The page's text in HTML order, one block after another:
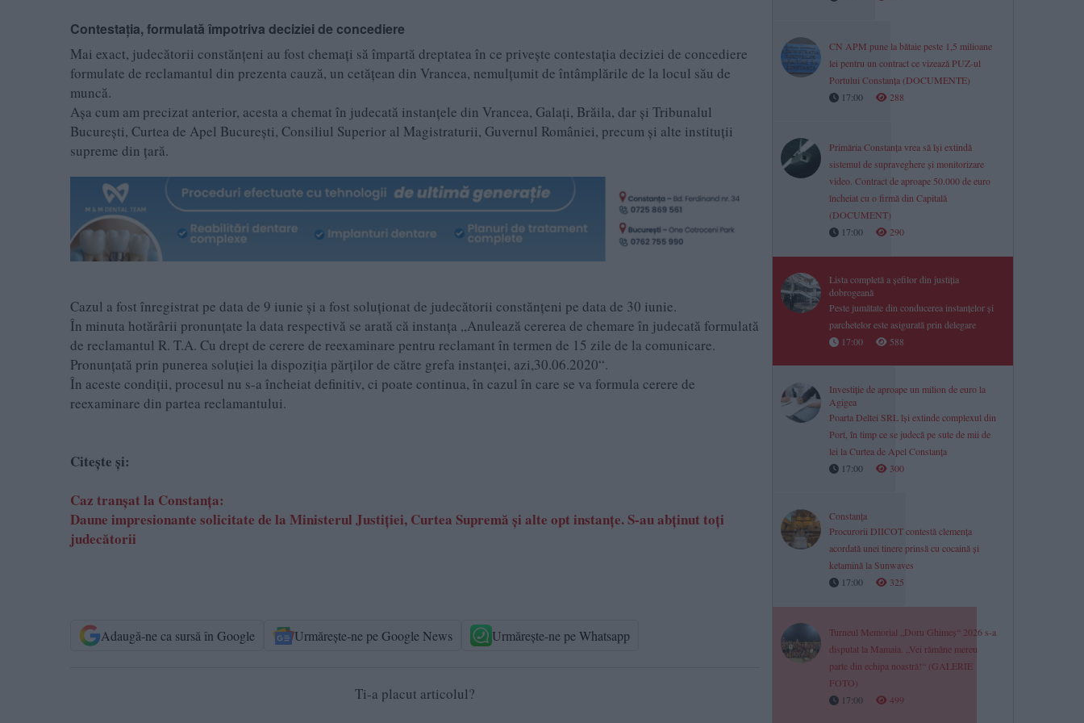
Contestația, formulată împotriva deciziei de concediere
Mai exact, judecătorii constănțeni au fost chemați să împartă dreptatea în ce privește contestația deciziei de concediere
formulate de reclamantul din prezenta cauză, un cetățean din Vrancea, nemulțumit de întâmplările de la locul său de
muncă.
Așa cum am precizat anterior, acesta a chemat în judecată instanțele din Vrancea, Galați, Brăila, dar și Tribunalul
București, Curtea de Apel București, Consiliul Superior al Magistraturii, Guvernul României, precum și alte instituții
supreme din țară.
Cazul a fost înregistrat pe data de 9 iunie și a fost soluționat de judecătorii constănțeni pe data de 30 iunie.
În minuta hotărârii pronunțate la data respectivă se arată că instanța „Anulează cererea de chemare în judecată formulată
de reclamantul R. T.A. Cu drept de cerere de reexaminare pentru reclamant în termen de 15 zile de la comunicare.
Pronunţată prin punerea soluţiei la dispoziţia părţilor de către grefa instanţei, azi,30.06.2020“.
În aceste condiții, procesul nu s-a încheiat definitiv, ci poate continua, în cazul în care se va formula cerere de
reexaminare din partea reclamantului.
Citește și:
Caz tranşat la Constanţa:
Daune impresionante solicitate de la Ministerul Justiţiei, Curtea Supremă şi alte opt instanţe. S-au abţinut toţi
judecătorii
Adaugă-ne ca sursă în Google Urmărește-ne pe Google News Urmărește-ne pe Whatsapp
Ti-a placut articolul?
CN APM pune la bătaie peste 1,5 milioane
lei pentru un contract ce vizează PUZ-ul
Portului Constanța (DOCUMENTE)
17:00
288
Primăria Constanța vrea să își extindă
sistemul de supraveghere și monitorizare
video. Contract de aproape 50.000 de euro
încheiat cu o firmă din Capitală
(DOCUMENT)
17:00
290
Lista completă a șefilor din justiția
dobrogeană
Peste jumătate din conducerea instanțelor și
parchetelor este asigurată prin delegare
17:00
588
Investiție de aproape un milion de euro la
Agigea
Poarta Deltei SRL își extinde complexul din
Port, în timp ce se judecă pe sute de mii de
lei la Curtea de Apel Constanța
17:00
300
Constanța
Procurorii DIICOT contestă clemența
acordată unei tinere prinsă cu cocaină și
ketamină la Sunwaves
17:00
325
Turneul Memorial „Doru Ghimeș“ 2026 s-a
disputat la Mamaia. „Vei rămâne mereu
parte din echipa noastră!“ (GALERIE
FOTO)
17:00
499